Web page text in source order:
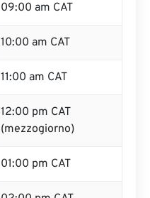
09:00 am CAT
10:00 am CAT
11:00 am CAT
12:00 pm CAT
(mezzogiorno)
01:00 pm CAT